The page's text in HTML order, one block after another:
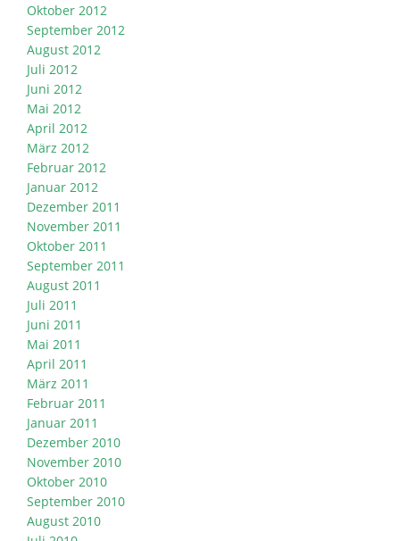
Oktober 2012
September 2012
August 2012
Juli 2012
Juni 2012
Mai 2012
April 2012
März 2012
Februar 2012
Januar 2012
Dezember 2011
November 2011
Oktober 2011
September 2011
August 2011
Juli 2011
Juni 2011
Mai 2011
April 2011
März 2011
Februar 2011
Januar 2011
Dezember 2010
November 2010
Oktober 2010
September 2010
August 2010